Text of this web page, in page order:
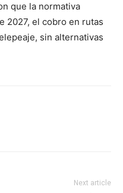
que la normativa
2027, el cobro en rutas
sin alternativas
Next article